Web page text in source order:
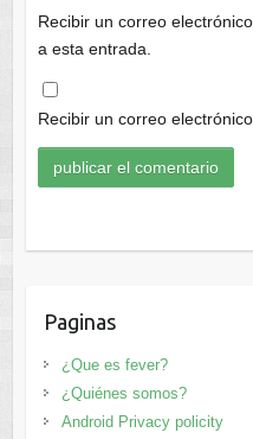
Recibir un correo
a esta entrada.
Recibir un correo
Paginas
¿Que es fever?
¿Quiénes somos?
Android Privacy policity